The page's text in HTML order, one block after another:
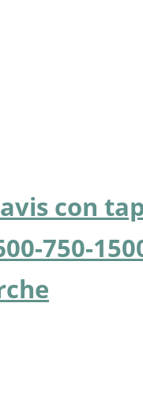
con
750-